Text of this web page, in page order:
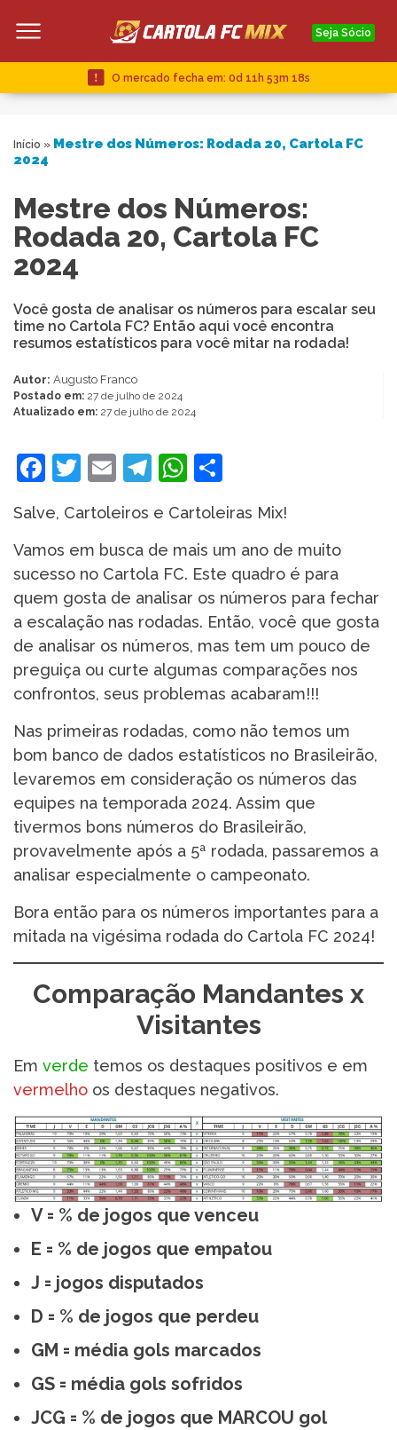
Seja Sócio
O mercado fecha em: 0d 11h 53m 17s
Início » Mestre dos Números: Rodada 20, Cartola FC
2024
Mestre dos Números:
Rodada 20, Cartola FC
2024
Você gosta de analisar os números para escalar seu
time no Cartola FC? Então aqui você encontra
resumos estatísticos para você mitar na rodada!
Autor: Augusto Franco
Postado em: 27 de julho de 2024
Atualizado em: 27 de julho de 2024
Facebook
Twitter
EmailTelegram
WhatsApp
Salve, Cartoleiros e Cartoleiras Mix!
Vamos em busca de mais um ano de muito
sucesso no Cartola FC. Este quadro é para
quem gosta de analisar os números para fechar
a escalação nas rodadas. Então, você que gosta
de analisar os números, mas tem um pouco de
preguiça ou curte algumas comparações nos
confrontos, seus problemas acabaram!!!
Nas primeiras rodadas, como não temos um
bom banco de dados estatísticos no Brasileirão,
levaremos em consideração os números das
equipes na temporada 2024. Assim que
tivermos bons números do Brasileirão,
provavelmente após a 5ª rodada, passaremos a
analisar especialmente o campeonato.
Bora então para os números importantes para a
mitada na vigésima rodada do Cartola FC 2024!
Comparação Mandantes x
Visitantes
Em verde temos os destaques positivos e em
vermelho os destaques negativos.
V = % de jogos que venceu
E = % de jogos que empatou
J = jogos disputados
D = % de jogos que perdeu
GM = média gols marcados
GS = média gols sofridos
JCG = % de jogos que MARCOU gol